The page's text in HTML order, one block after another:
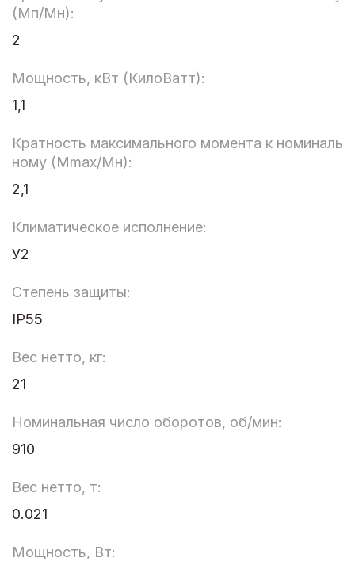
(Мп/Мн):
2
Мощность, кВт (КилоВатт):
1,1
Кратность максимального момента к номиналь
ному (Мmax/Мн):
2,1
Климатическое исполнение:
У2
Степень защиты:
IP55
Вес нетто, кг:
21
Номинальная число оборотов, об/мин:
910
Вес нетто, т:
0.021
Мощность, Вт: